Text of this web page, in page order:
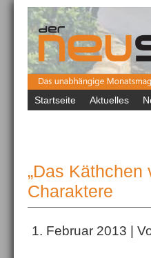
Startseite Aktuelles
„Das Käthchen
Charaktere
1. Februar 2013 |